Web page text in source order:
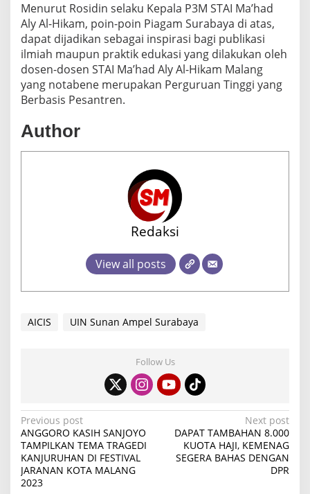
Menurut Rosidin selaku Kepala P3M STAI Ma’had
Aly Al-Hikam, poin-poin Piagam Surabaya di atas,
dapat dijadikan sebagai inspirasi bagi publikasi
ilmiah maupun praktik edukasi yang dilakukan oleh
dosen-dosen STAI Ma’had Aly Al-Hikam Malang
yang notabene merupakan Perguruan Tinggi yang
Berbasis Pesantren.
Author
Redaksi
View all posts
AICIS UIN Sunan Ampel Surabaya
Follow Us
P
o
s
t
Previous post
ANGGORO KASIH SANJOYO
TAMPILKAN TEMA TRAGEDI
KANJURUHAN DI FESTIVAL
JARANAN KOTA MALANG
2023
Next post
DAPAT TAMBAHAN 8.000
KUOTA HAJI, KEMENAG
SEGERA BAHAS DENGAN
DPR